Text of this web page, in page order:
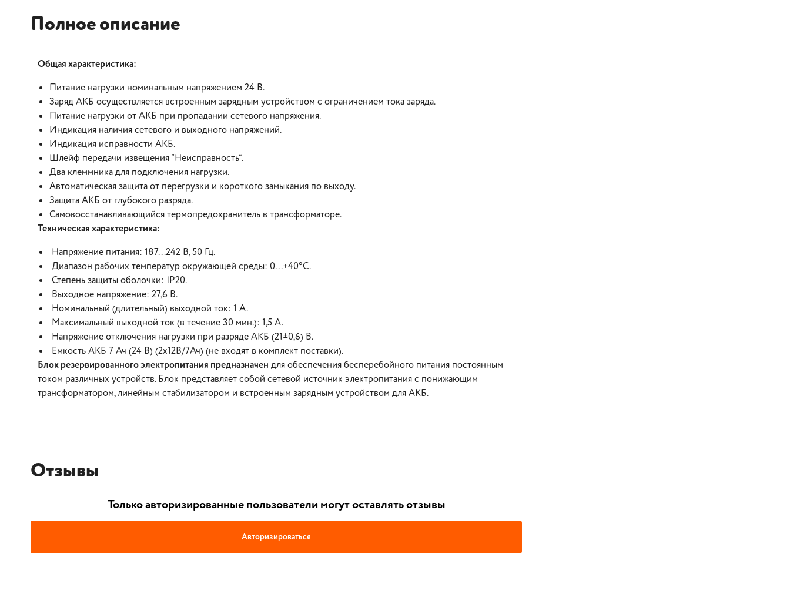
Полное описание
Общая характеристика:
Питание нагрузки номинальным напряжением 24 В.
Заряд АКБ осуществляется встроенным зарядным устройством с ограничением тока заряда.
Питание нагрузки от АКБ при пропадании сетевого напряжения.
Индикация наличия сетевого и выходного напряжений.
Индикация исправности АКБ.
Шлейф передачи извещения “Неисправность”.
Два клеммника для подключения нагрузки.
Автоматическая защита от перегрузки и короткого замыкания по выходу.
Защита АКБ от глубокого разряда.
Самовосстанавливающийся термопредохранитель в трансформаторе.
Техническая характеристика:
Напряжение питания: 187...242 В, 50 Гц.
Диапазон рабочих температур окружающей среды: 0...+40°C.
Степень защиты оболочки: IP20.
Выходное напряжение: 27,6 В.
Номинальный (длительный) выходной ток: 1 А.
Максимальный выходной ток (в течение 30 мин.): 1,5 А.
Напряжение отключения нагрузки при разряде АКБ (21±0,6) В.
Емкость АКБ 7 Ач (24 В) (2х12В/7Ач) (не входят в комплект поставки).
Блок резервированного электропитания предназначен для обеспечения бесперебойного питания постоянным
током различных устройств. Блок представляет собой сетевой источник электропитания с понижающим
трансформатором, линейным стабилизатором и встроенным зарядным устройством для АКБ.
Отзывы
Только авторизированные пользователи могут оставлять отзывы
Авторизироваться